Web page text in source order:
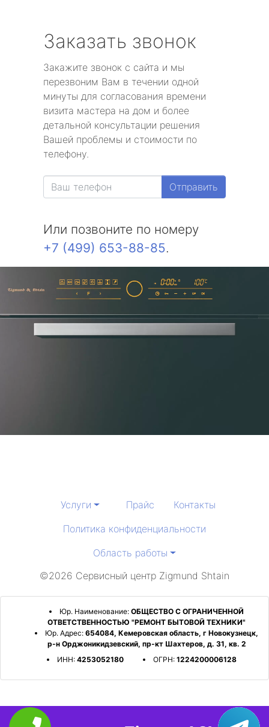
Заказать звонок
Закажите звонок с сайта и мы
перезвоним Вам в течении одной
минуты для согласования времени
визита мастера на дом и более
детальной консультации решения
Вашей проблемы и стоимости по
телефону.
Отправить
Или позвоните по номеру
+7 (499) 653-88-85.
Услуги Прайс
Контакты
Политика конфиденциальности
Область работы
©2026 Сервисный центр Zigmund Shtain
Юр. Наименование: ОБЩЕСТВО С ОГРАНИЧЕННОЙ
ОТВЕТСТВЕННОСТЬЮ "РЕМОНТ БЫТОВОЙ ТЕХНИКИ"
Юр. Адрес: 654084, Кемеровская область, г Новокузнецк,
р-н Орджоникидзевский, пр-кт Шахтеров, д. 31, кв. 2
ИНН: 4253052180 ОГРН: 1224200006128